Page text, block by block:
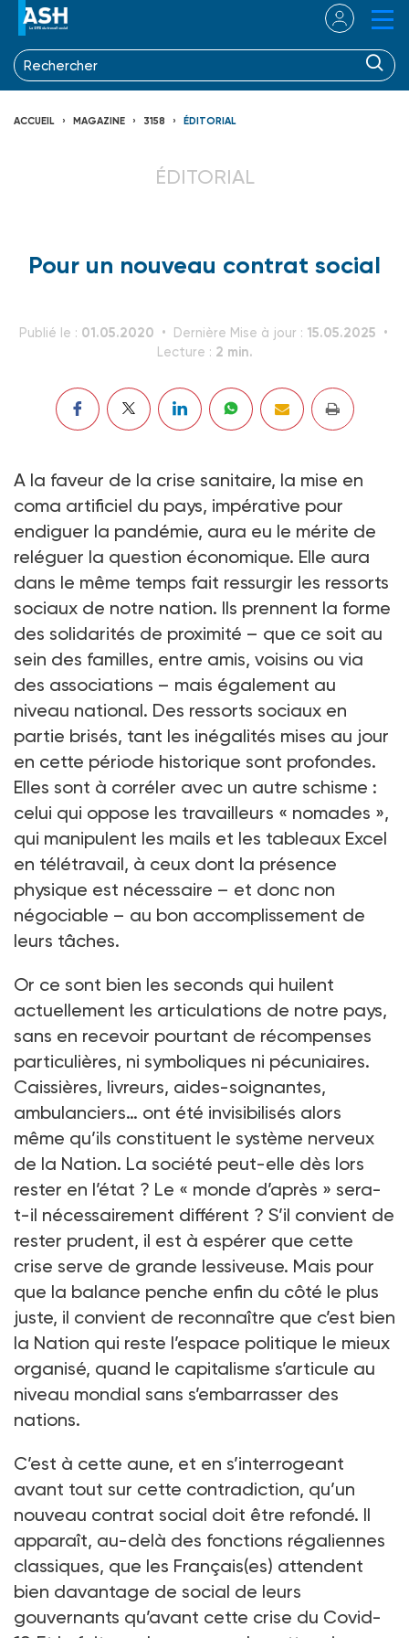
ACCUEIL MAGAZINE 3158 ÉDITORIAL
ÉDITORIAL
Pour un nouveau contrat social
Publié le : 01.05.2020 Dernière Mise à jour : 15.05.2025
Lecture : 2 min.
A la faveur de la crise sanitaire, la mise en
coma artificiel du pays, impérative pour
endiguer la pandémie, aura eu le mérite de
reléguer la question économique. Elle aura
dans le même temps fait ressurgir les ressorts
sociaux de notre nation. Ils prennent la forme
des solidarités de proximité – que ce soit au
sein des familles, entre amis, voisins ou via
des associations – mais également au
niveau national. Des ressorts sociaux en
partie brisés, tant les inégalités mises au jour
en cette période historique sont profondes.
Elles sont à corréler avec un autre schisme :
celui qui oppose les travailleurs « nomades »,
qui manipulent les mails et les tableaux Excel
en télé­travail, à ceux dont la présence
physique est nécessaire – et donc non
négociable – au bon accomplissement de
leurs tâches.
Or ce sont bien les seconds qui huilent
actuellement les articulations de notre pays,
sans en recevoir pourtant de récompenses
particulières, ni symboliques ni pécuniaires.
Caissières, livreurs, aides-soignantes,
ambulanciers… ont été invisibilisés alors
même qu’ils constituent le système nerveux
de la Nation. La société peut-elle dès lors
rester en l’état ? Le « monde d’après » sera-
t-il nécessairement différent ? S’il convient de
rester prudent, il est à espérer que cette
crise serve de grande lessiveuse. Mais pour
que la balance penche enfin du côté le plus
juste, il convient de reconnaître que c’est bien
la Nation qui reste l’espace politique le mieux
organisé, quand le capitalisme s’articule au
niveau mondial sans s’embarrasser des
nations.
C’est à cette aune, et en s’interrogeant
avant tout sur cette contradiction, qu’un
nouveau contrat social doit être refondé. Il
apparaît, au-delà des fonctions régaliennes
classiques, que les Français(es) attendent
bien davantage de social de leurs
gouvernants qu’avant cette crise du Covid-